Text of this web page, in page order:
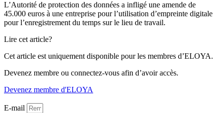
L’Autorité de protection des données a infligé une amende de
45.000 euros à une entreprise pour l’utilisation d’empreinte digitale
pour l’enregistrement du temps sur le lieu de travail.
Lire cet article?
Cet article est uniquement disponible pour les membres d’ELOYA.
Devenez membre ou connectez-vous afin d’avoir accès.
Devenez membre d'ELOYA
E-mail